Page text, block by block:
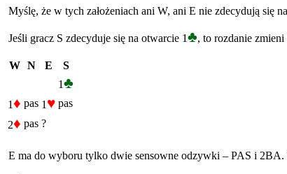
Myślę, że w tych założeniach ani W, ani E nie zdecydują się
Jeśli gracz S zdecyduje się na otwarcie 1♣, to rozdanie
W N E
S
1♣
1♦ pas 1 ♥ pas
2♦ pas ?
E ma do wyboru tylko dwie sensowne odzywki – PAS i 2BA.